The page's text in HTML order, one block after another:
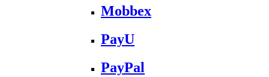
Mobbex
PayU
PayPal